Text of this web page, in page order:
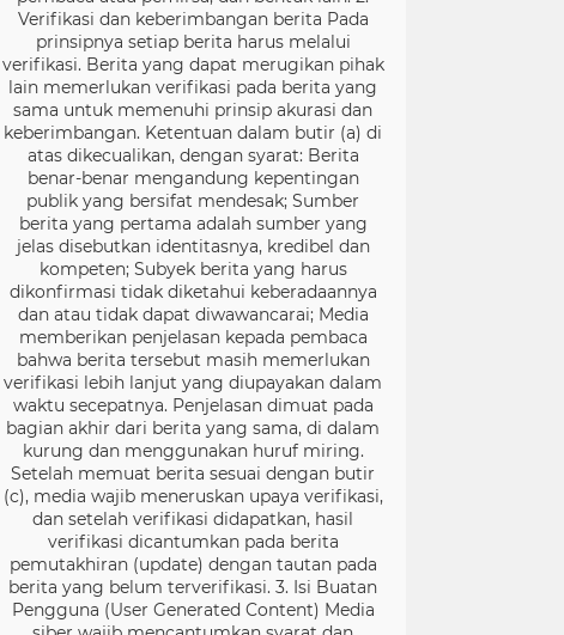
Verifikasi dan keberimbangan berita Pada
prinsipnya setiap berita harus melalui
verifikasi. Berita yang dapat merugikan pihak
lain memerlukan verifikasi pada berita yang
sama untuk memenuhi prinsip akurasi dan
keberimbangan. Ketentuan dalam butir (a) di
atas dikecualikan, dengan syarat: Berita
benar-benar mengandung kepentingan
publik yang bersifat mendesak; Sumber
berita yang pertama adalah sumber yang
jelas disebutkan identitasnya, kredibel dan
kompeten; Subyek berita yang harus
dikonfirmasi tidak diketahui keberadaannya
dan atau tidak dapat diwawancarai; Media
memberikan penjelasan kepada pembaca
bahwa berita tersebut masih memerlukan
verifikasi lebih lanjut yang diupayakan dalam
waktu secepatnya. Penjelasan dimuat pada
bagian akhir dari berita yang sama, di dalam
kurung dan menggunakan huruf miring.
Setelah memuat berita sesuai dengan butir
(c), media wajib meneruskan upaya verifikasi,
dan setelah verifikasi didapatkan, hasil
verifikasi dicantumkan pada berita
pemutakhiran (update) dengan tautan pada
berita yang belum terverifikasi. 3. Isi Buatan
Pengguna (User Generated Content) Media